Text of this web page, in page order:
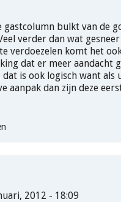
gastcolumn bulkt van de
verder dan wat
verdoezelen komt het
dat er meer aandacht
is ook logisch want als
aanpak dan zijn deze
2012 - 18:09